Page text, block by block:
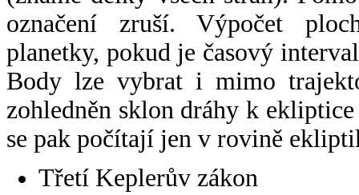
označení zruší. Výpočet
planetky, pokud je časový
Body lze vybrat i mimo
zohledněn sklon dráhy k
se pak počítají jen v rovině
Třetí Keplerův zákon